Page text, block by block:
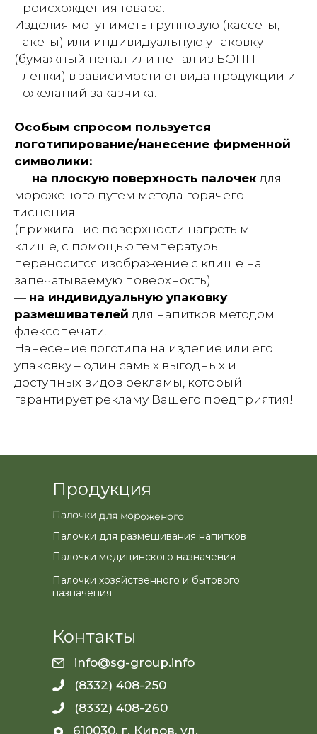
происхождения товара.
Изделия могут иметь групповую (кассеты,
пакеты) или индивидуальную упаковку
(бумажный пенал или пенал из БОПП
пленки) в зависимости от вида продукции и
пожеланий заказчика.
Особым спросом пользуется
логотипирование/нанесение фирменной
символики:
— на плоскую поверхность палочек для
мороженого путем метода горячего
тиснения
(прижигание поверхности нагретым
клише, с помощью температуры
переносится изображение с клише на
запечатываемую поверхность);
— на индивидуальную упаковку
размешивателей для напитков методом
флексопечати.
Нанесение логотипа на изделие или его
упаковку – один самых выгодных и
доступных видов рекламы, который
гарантирует рекламу Вашего предприятия!.
Продукция
Палочки хозяйственного и бытового
назначения
Палочки медицинского назначения
Палочки для размешивания напитков
Палочки для мороженого
Контакты
info@sg-group.info
(8332) 408-250
(8332) 408-260
610030, г. Киров, ул.